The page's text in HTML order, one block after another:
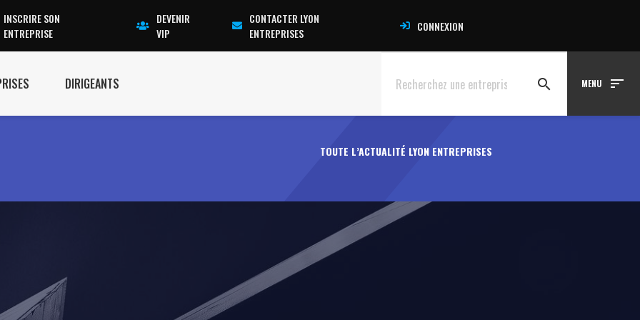
INSCRIRE SON
ENTREPRISE
DEVENIR
VIP
CONTACTER LYON
ENTREPRISES
CONNEXION
DIRIGEANTS search MENU sort
TOUTE L’ACTUALITÉ LYON ENTREPRISES